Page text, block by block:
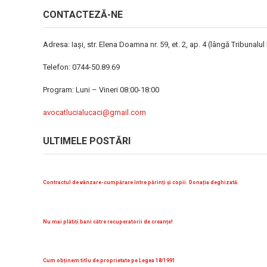
CONTACTEZĂ-NE
Adresa: Iaşi, str. Elena Doamna nr. 59, et. 2, ap. 4 (lângă
Telefon: 0744-50.89.69
Program: Luni – Vineri 08:00-18:00
avocatlucialucaci@gmail.com
ULTIMELE POSTĂRI
Contractul de vânzare-cumpărare între părinți și copii. Donația deghizată.
Nu mai plătiți bani către recuperatorii de creanțe!
Cum obținem titlu de proprietate pe Legea 18/1991